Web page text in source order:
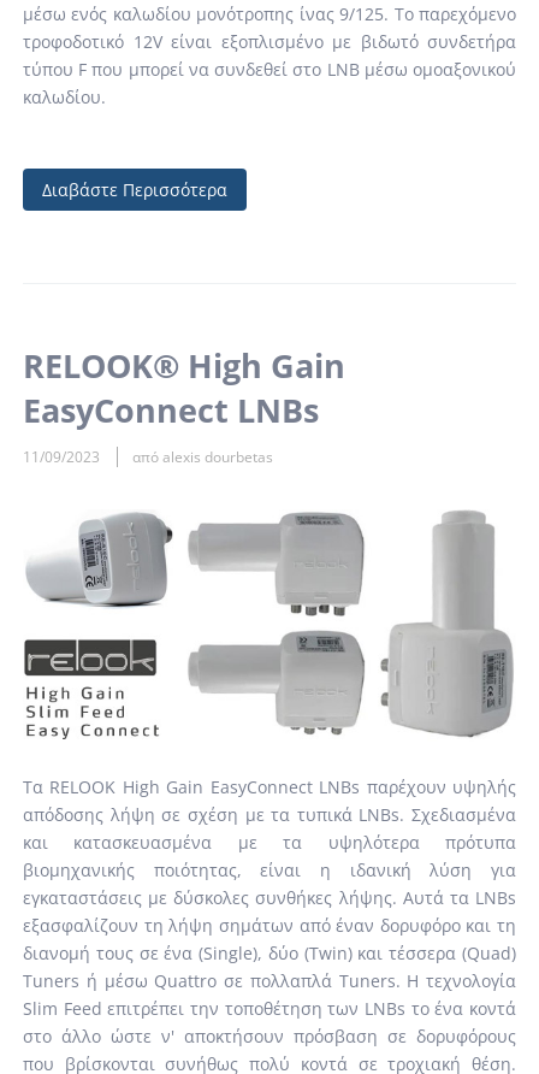
μέσω ενός καλωδίου μονότροπης ίνας 9/125. Το παρεχόμενο
τροφοδοτικό 12V είναι εξοπλισμένο με βιδωτό συνδετήρα
τύπου F που μπορεί να συνδεθεί στο LNB μέσω ομοαξονικού
καλωδίου.
Διαβάστε Περισσότερα
RELOOK® High Gain
EasyConnect LNBs
11/09/2023 από alexis dourbetas
Tα RELOOK High Gain EasyConnect LNBs παρέχουν υψηλής
απόδοσης λήψη σε σχέση με τα τυπικά LNBs. Σχεδιασμένα
και κατασκευασμένα με τα υψηλότερα πρότυπα
βιομηχανικής ποιότητας, είναι η ιδανική λύση για
εγκαταστάσεις με δύσκολες συνθήκες λήψης. Αυτά τα LNBs
εξασφαλίζουν τη λήψη σημάτων από έναν δορυφόρο και τη
διανομή τους σε ένα (Single), δύο (Twin) και τέσσερα (Quad)
Tuners ή μέσω Quattro σε πολλαπλά Tuners. Η τεχνολογία
Slim Feed επιτρέπει την τοποθέτηση των LNBs το ένα κοντά
στο άλλο ώστε ν' αποκτήσουν πρόσβαση σε δορυφόρους
που βρίσκονται συνήθως πολύ κοντά σε τροχιακή θέση.